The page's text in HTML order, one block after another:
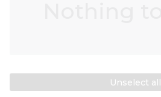
Unselect all